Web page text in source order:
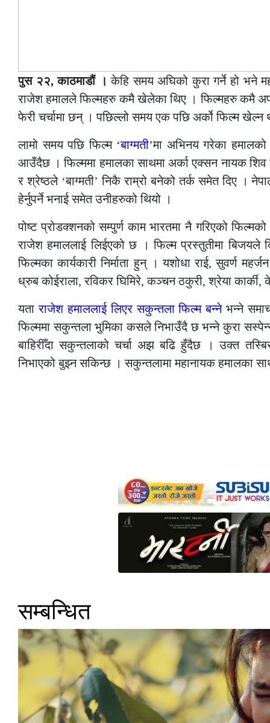
पुस २२, काठमाडौं । केहि समय अघिको कुरा गर्ने हो भने
राजेश हमालले फिल्महरु कमै खेलेका थिए । फिल्महरु कमै
फेरी चर्चामा छन् । पछिल्लो समय एक पछि अर्को फिल्म
लामो समय पछि फिल्म ‘बाग्मती’मा अभिनय गरेका हमालको
आउँदैछ । फिल्ममा हमालका साथमा अर्का एक्सन नायक शिव
र श्रेष्ठले ‘बाग्मती’ निकै राम्रो बनेको तर्क समेत दिए
हेर्नुपर्ने भनाई समेत उनीहरुको थियो ।
पोष्ट प्रोडक्शनको सम्पुर्ण काम भारतमा नै गरिएको
राजेश हमाललाई लिईएको छ । फिल्म प्रस्तुतीमा बिजयले
फिल्मका कार्यकारी निर्माता हुन् । यशोधा राई, सुवर्ण
ध्रुब कोईराला, रविकर घिमिरे, कञ्चन ठकुरी, श्रेया
यताराजेश हमाललाई लिएर सकुन्तला फिल्म बन्नेभन्ने
फिल्ममा सकुन्तला भुमिका कसले निभाउँदै छ भन्ने कुरा
बाहिरीँदा सकुन्तलाको चर्चा अझ बढि हुँदैछ । उक्त
निभाएको बुझ्न सकिन्छ । सकुन्तलामा महानायक हमालका
सम्बन्धित